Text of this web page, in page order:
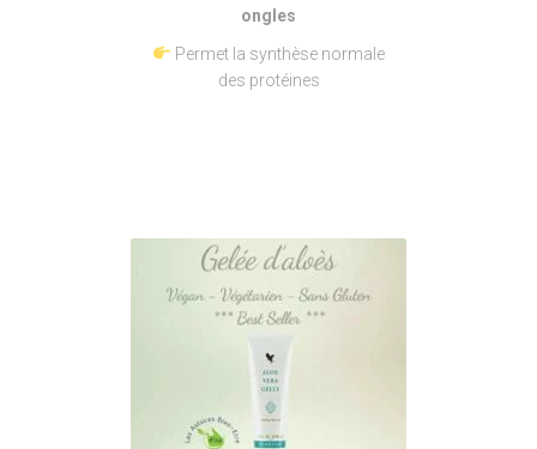
ongles
Permet la synthèse normale
des protéines